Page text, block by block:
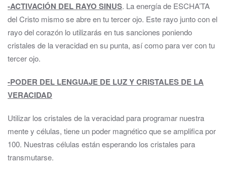
-ACTIVACIÓN DEL RAYO SINUS. La energía de ESCHA’TA
del Cristo mismo se abre en tu tercer ojo. Este rayo junto con el
rayo del corazón lo utilizarás en tus sanciones poniendo
cristales de la veracidad en su punta, así como para ver con tu
tercer ojo.
-PODER DEL LENGUAJE DE LUZ Y CRISTALES DE LA
VERACIDAD
Utilizar los cristales de la veracidad para programar nuestra
mente y células, tiene un poder magnético que se amplifica por
100. Nuestras células están esperando los cristales para
transmutarse.